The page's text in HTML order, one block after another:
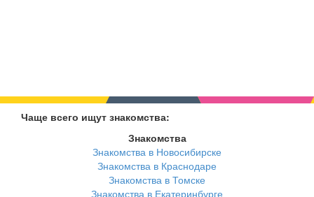
Чаще всего ищут знакомства:
Знакомства
Знакомства в Новосибирске
Знакомства в Краснодаре
Знакомства в Томске
Знакомства в Екатеринбурге